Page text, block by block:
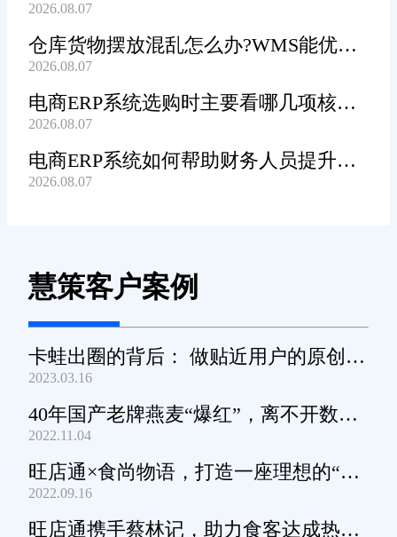
理系统?
2026.08.07
仓库货物摆放混乱怎么办?WMS能优化
货位吗?
2026.08.07
电商ERP系统选购时主要看哪几项核心
功能?
2026.08.07
电商ERP系统如何帮助财务人员提升对
账工作效率?
2026.08.07
慧策客户案例
卡蛙出圈的背后： 做贴近用户的原创小
家电
2023.03.16
40年国产老牌燕麦“爆红”，离不开数字
化工具的支撑
2022.11.04
旺店通×食尚物语，打造一座理想的“零
食王国”
2022.09.16
旺店通携手蔡林记，助力食客达成热干